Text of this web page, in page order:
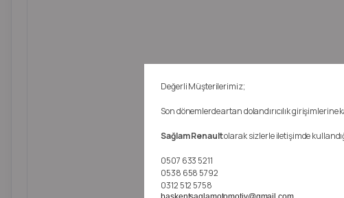
Değerli Müşterilerimiz;
Son dönemlerde artan dolandırıcılık
Sağlam Renaultolarak sizlerle iletişimde
0507 633 5211
0538 658 5792
0312 512 5758